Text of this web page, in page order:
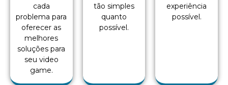
cada
problema para
oferecer as
melhores
soluções para
seu video
game.
tão simples
quanto
possível.
experiência
possível.